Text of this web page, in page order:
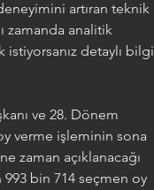
artıran teknik
zamanda analitik
detaylı bilgi
ve 28. Dönem
verme işleminin sona
zaman açıklanacağı
bin 714 seçmen oy